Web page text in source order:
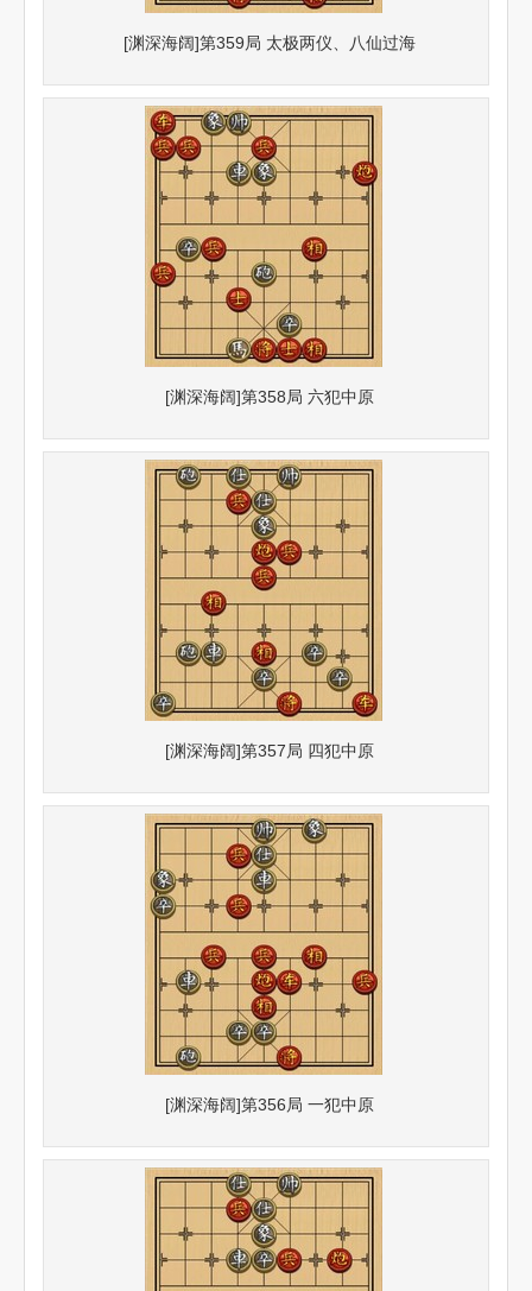
[渊深海阔]第359局 太极两仪、八仙过海
[渊深海阔]第358局 六犯中原
[渊深海阔]第357局 四犯中原
[渊深海阔]第356局 一犯中原